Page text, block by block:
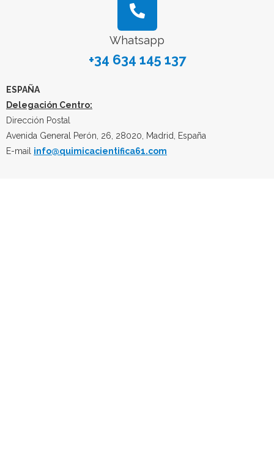
Whatsapp
+34 634 145 137
ESPAÑA
Delegación Centro:
Dirección Postal
Avenida General Perón, 26, 28020, Madrid, España
E-mail info@quimicacientifica61.com